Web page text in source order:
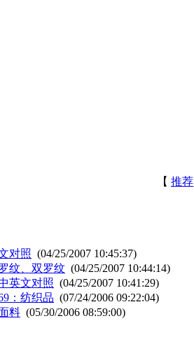
【 推荐
对照 (04/25/2007 10:45:37)
纹、双罗纹 (04/25/2007 10:44:14)
英文对照 (04/25/2007 10:41:29)
：纺织品 (07/24/2006 09:22:04)
料 (05/30/2006 08:59:00)